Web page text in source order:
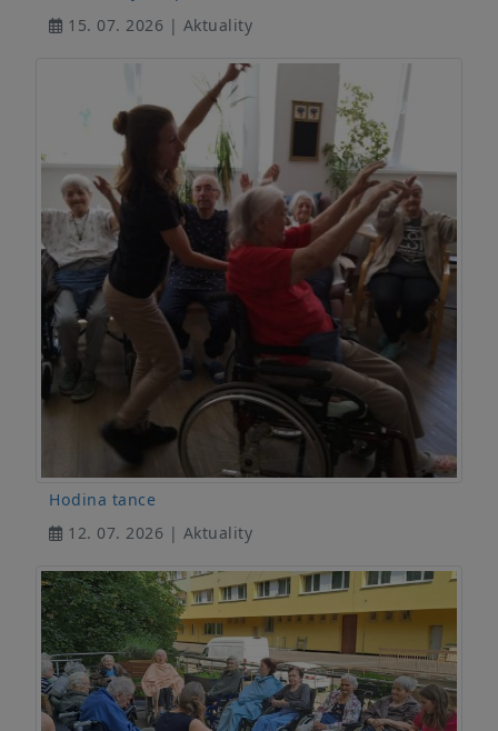
15. 07. 2026 | Aktuality
Hodina tance
12. 07. 2026 | Aktuality